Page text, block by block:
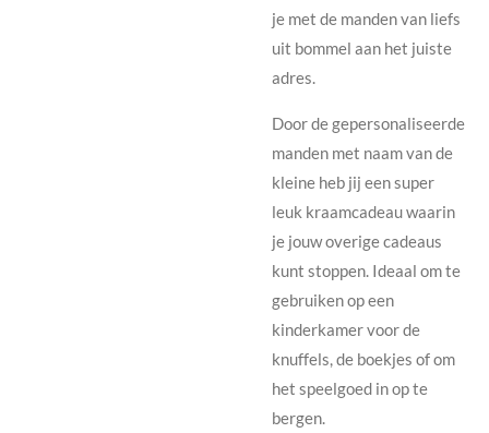
je met de manden van liefs
uit bommel aan het juiste
adres.
Door de gepersonaliseerde
manden met naam van de
kleine heb jij een super
leuk kraamcadeau waarin
je jouw overige cadeaus
kunt stoppen. Ideaal om te
gebruiken op een
kinderkamer voor de
knuffels, de boekjes of om
het speelgoed in op te
bergen.